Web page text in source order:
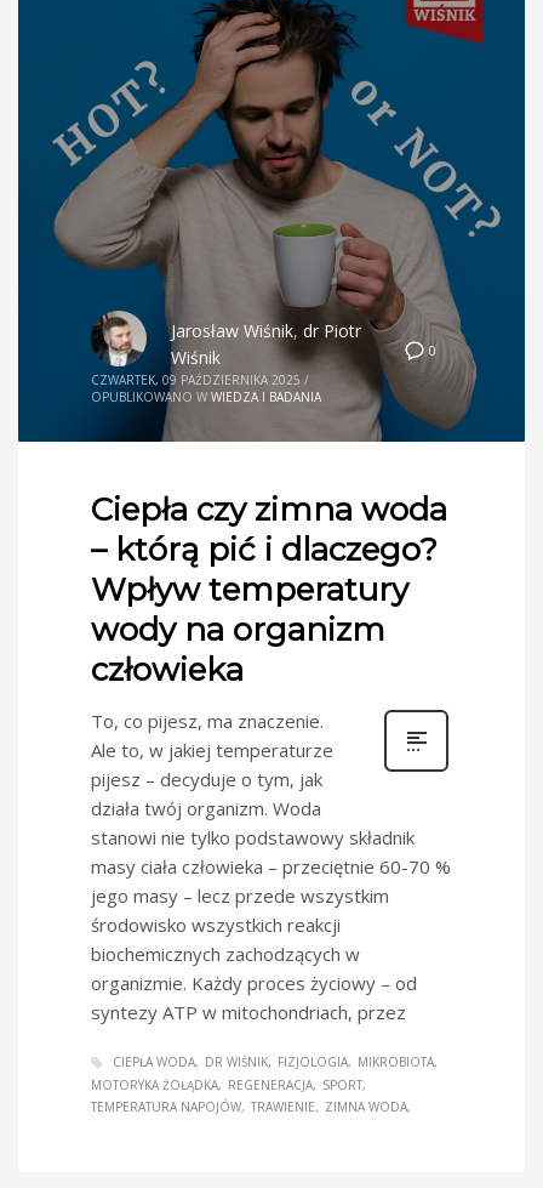
0
Jarosław Wiśnik, dr Piotr
Wiśnik
CZWARTEK, 09 PAŹDZIERNIKA 2025 /
OPUBLIKOWANO W WIEDZA I BADANIA
Ciepła czy zimna woda
– którą pić i dlaczego?
Wpływ temperatury
wody na organizm
człowieka
To, co pijesz, ma znaczenie.
Ale to, w jakiej temperaturze
pijesz – decyduje o tym, jak
działa twój organizm. Woda
stanowi nie tylko podstawowy składnik
masy ciała człowieka – przeciętnie 60-70 %
jego masy – lecz przede wszystkim
środowisko wszystkich reakcji
biochemicznych zachodzących w
organizmie. Każdy proces życiowy – od
syntezy ATP w mitochondriach, przez
CIEPŁA WODA DR WIŚNIK FIZJOLOGIA
MIKROBIOTA
MOTORYKA ŻOŁĄDKA
REGENERACJA
SPORT
TEMPERATURA NAPOJÓW TRAWIENIE ZIMNA WODA